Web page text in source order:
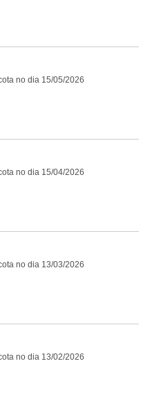
no dia 15/05/2026
no dia 15/04/2026
no dia 13/03/2026
no dia 13/02/2026